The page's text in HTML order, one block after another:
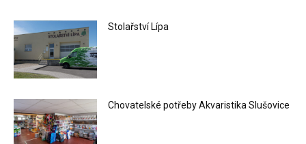
Stolařství Lípa
Chovatelské potřeby Akvaristika Slušovice